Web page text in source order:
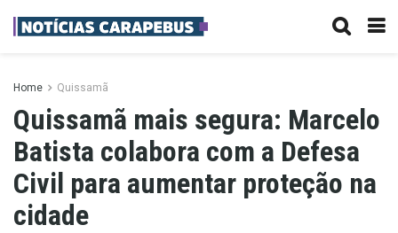
Home Quissamã
Quissamã mais segura: Marcelo
Batista colabora com a Defesa
Civil para aumentar proteção na
cidade